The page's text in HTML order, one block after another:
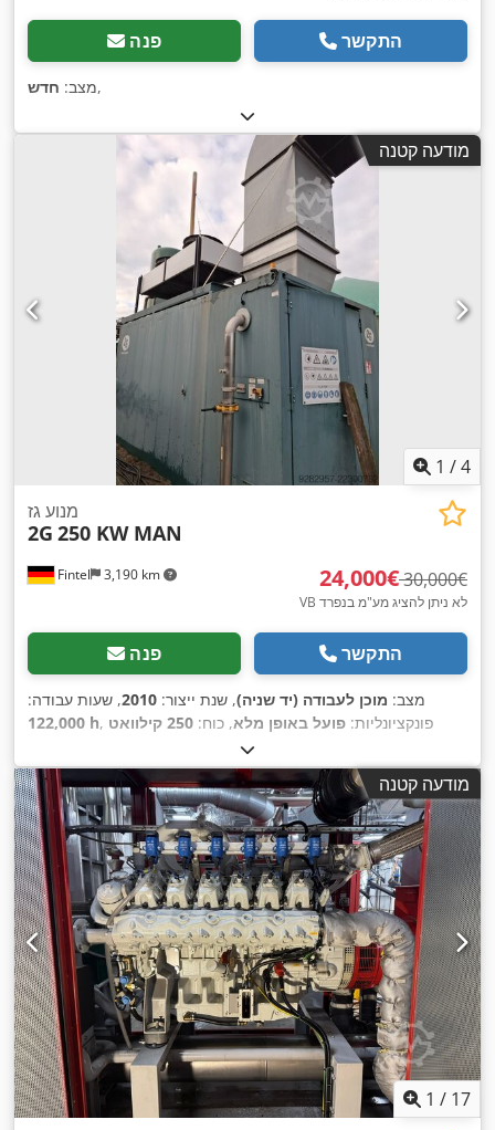
פנה התקשר
מצב: חדש ,
מודעה קטנה
1 /4
Fintel 3,190 km
מנוע גז
2G 250 KW MAN
‏24,000 ‏€ ‏30,000 ‏€
VB לא ניתן להציג מע"מ בנפרד
פנה התקשר
מצב: מוכן לעבודה (יד שניה), שנת ייצור: 2010, שעות עבודה:
122,000 h
, פונקציונליות: פועל באופן מלא, כוח:
250 קילוואט
(339.91 כ"ס),
מודעה קטנה
1 / 17